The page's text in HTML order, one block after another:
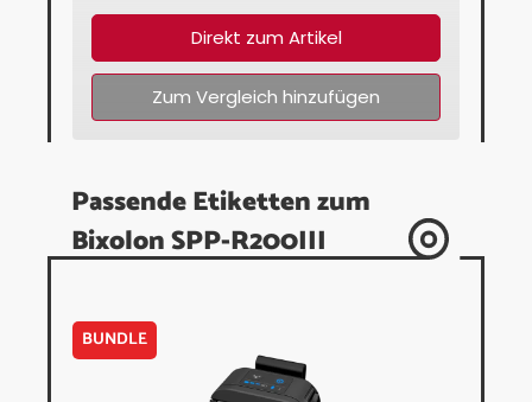
Direkt zum Artikel
Zum Vergleich hinzufügen
Passende Etiketten zum
Bixolon SPP-R200III
BUNDLE